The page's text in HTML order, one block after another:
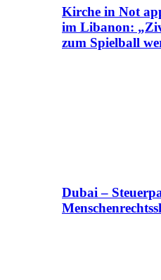
Kirche in Not
im Libanon:
zum Spielball
Dubai –